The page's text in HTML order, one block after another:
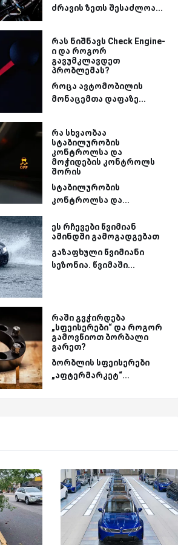
ძრავის ზეთს შესაძლოა...
რას ნიშნავს Check Engine-
ი და როგორ
გავუმკლავდეთ
პრობლემას?
როცა ავტომობილის
მონაცემთა დაფაზე...
რა სხვაობაა
სტაბილურობის
კონტროლსა და
მოჭიდების კონტროლს
შორის
სტაბილურობის
კონტროლსა და...
ეს რჩევები წვიმიან
ამინდში გამოგადგებათ
გაზაფხული წვიმიანი
სეზონია. წვიმაში...
რაში გვჭირდება
„სფეისერები“ და როგორ
გამოვწიოთ ბორბალი
გარეთ?
ბორბლის სფეისერები
„აფტერმარკეტ“...